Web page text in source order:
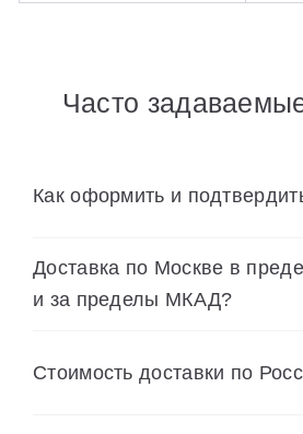
Часто
Как оформить и
Доставка по Москве в
и за пределы МКАД?
Cтоимость доставки по